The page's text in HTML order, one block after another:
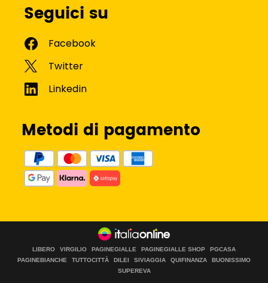
Seguici su
Metodi di pagamento
LIBERO VIRGILIO PAGINEGIALLE PAGINEGIALLE SHOP
PGCASA
PAGINEBIANCHE
TUTTOCITTÀ DILEI SIVIAGGIA QUIFINANZA
BUONISSIMO
SUPEREVA